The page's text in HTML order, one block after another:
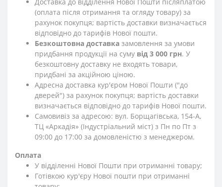
(оплата після отримання та огляду товару) за
рахунок покупця; вартість доставки визначається
відповідно до тарифів Нової пошти.
Безкоштовна доставка замовлення за умови
придбання продукції на суму від 3 000 грн. У
безкоштовну доставку не входять товари,
придбані за акційною ціною.
Адресна доставка кур'єром Нової Пошти ("до
дверей") за рахунок покупця; вартість доставки
визначається відповідно до тарифів Нової пошти.
Самовивіз за адресою: вул. Борщагівська, 154-А,
ТЦ «Аркадія» (Індустріальний міст) з Пн по Пт з
09:00 до 17:00 за домовленістю з менеджером.
Оплата
У відділенні Нової Пошти при отриманні товару;
Готівкою кур'єру Нової пошти при отриманні